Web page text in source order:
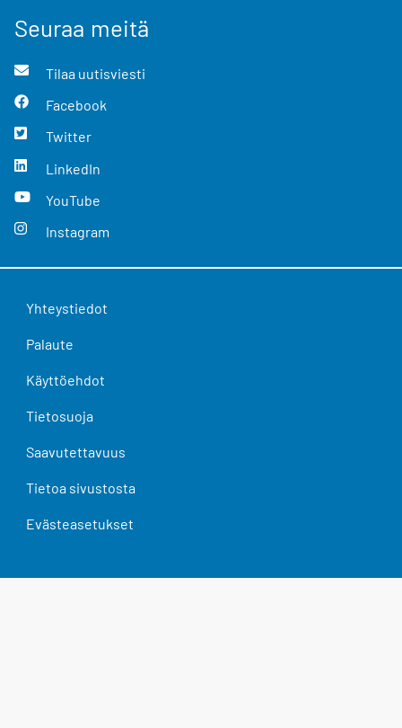
Seuraa meitä
Tilaa uutisviesti
Facebook
Twitter
LinkedIn
YouTube
Instagram
Yhteystiedot
Palaute
Käyttöehdot
Tietosuoja
Saavutettavuus
Tietoa sivustosta
Evästeasetukset